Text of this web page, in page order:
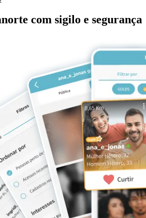
com sigilo e segurança